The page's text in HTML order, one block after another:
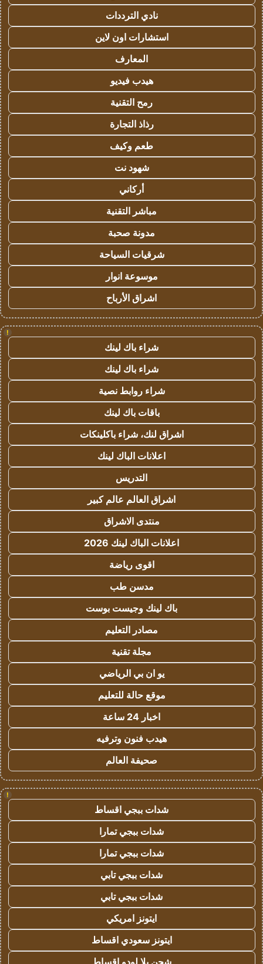
نادي الترددات
استشارات اون لاين
المعارف
هيدب فيديو
رمح التقنية
رذاذ التجارة
طعم وكيف
شهود نت
أركاني
مباشر التقنية
مدونة صحبة
شرقيات السياحة
موسوعة انوار
اشراق الأرباح
!
شراء باك لينك
شراء باك لينك
شراء روابط نصية
باقات باك لينك
اشراق لنك، شراء باكلينكات
اعلانات الباك لينك
التدريس
اشراق العالم عالم كبير
منتدى الاشراق
اعلانات الباك لينك 2026
اقوى رياضة
مدسن طب
باك لينك وجيست بوست
مصادر التعليم
مجلة تقنية
يو ان بي الرياضي
موقع حالة للتعليم
اخبار 24 ساعة
هيدب فنون وترفيه
صحيفة العالم
!
شدات ببجي اقساط
شدات ببجي تمارا
شدات ببجي تمارا
شدات ببجي تابي
شدات ببجي تابي
ايتونز امريكي
ايتونز سعودي اقساط
شحن يلا لودو اقساط